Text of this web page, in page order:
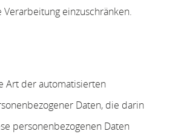
einzuschränken.
Art der automatisierten
Daten, die darin
personenbezogenen Daten